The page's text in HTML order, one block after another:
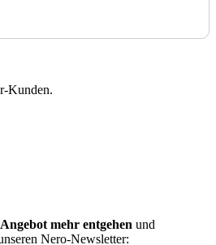
Kunden.
mehr entgehen und
Nero-Newsletter: